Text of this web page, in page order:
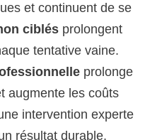
et continuent de se
ciblés prolongent
tentative vaine.
prolonge
augmente les coûts
intervention experte
résultat durable.